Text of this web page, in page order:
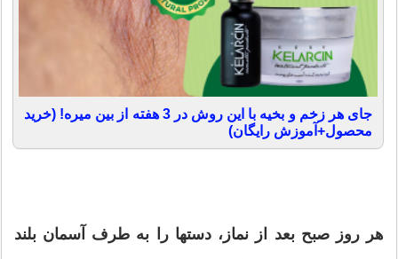
جای هر زخم و بخیه با این روش در 3 هفته از بین میره! (خرید
محصول+آموزش رایگان)
هر روز صبح بعد از نماز، دستها را به طرف آسمان بلند